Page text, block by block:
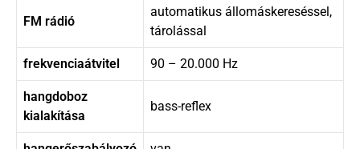
FM rádió
automatikus állomáskereséssel,
tárolással
frekvenciaátvitel 90 – 20.000 Hz
hangdoboz
kialakítása
bass-reflex